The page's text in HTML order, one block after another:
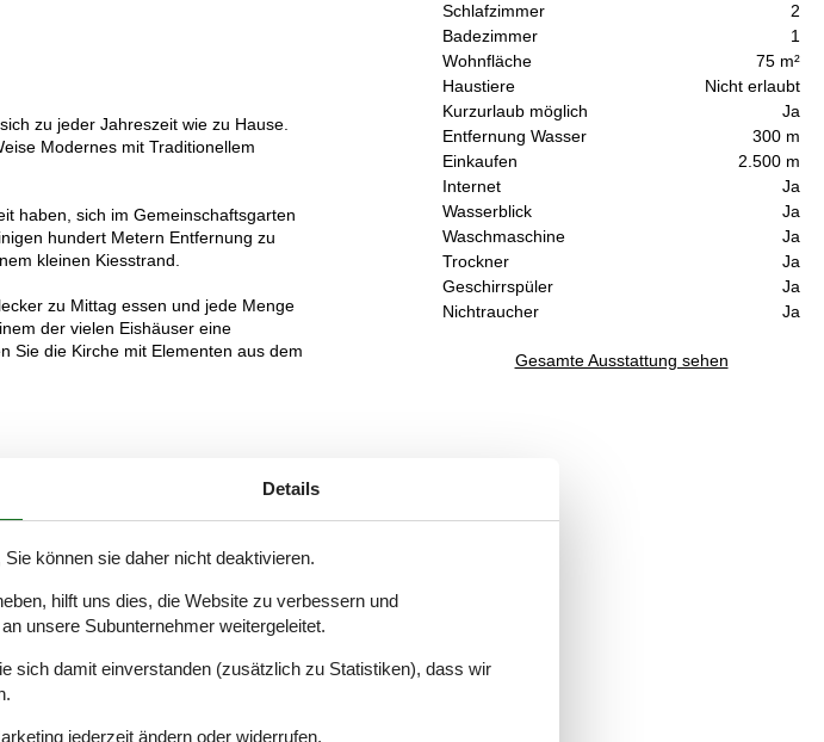
Schlafzimmer
2
Badezimmer
1
Wohnfläche
75 m²
Haustiere
Nicht erlaubt
Kurzurlaub möglich
Ja
Entfernung Wasser
300 m
Einkaufen
2.500 m
Internet
Ja
Wasserblick
Ja
Waschmaschine
Ja
Trockner
Ja
Geschirrspüler
Ja
Nichtraucher
Ja
Gesamte Ausstattung sehen
zu jeder Jahreszeit wie zu Hause.
Modernes mit Traditionellem
haben, sich im Gemeinschaftsgarten
hundert Metern Entfernung zu
kleinen Kiesstrand.
zu Mittag essen und jede Menge
der vielen Eishäuser eine
Sie die Kirche mit Elementen aus dem
und -46 geteilt.
Details
können sie daher nicht deaktivieren.
hilft uns dies, die Website zu verbessern und
unsere Subunternehmer weitergeleitet.
sich damit einverstanden (zusätzlich zu Statistiken), dass wir
jederzeit ändern oder widerrufen.